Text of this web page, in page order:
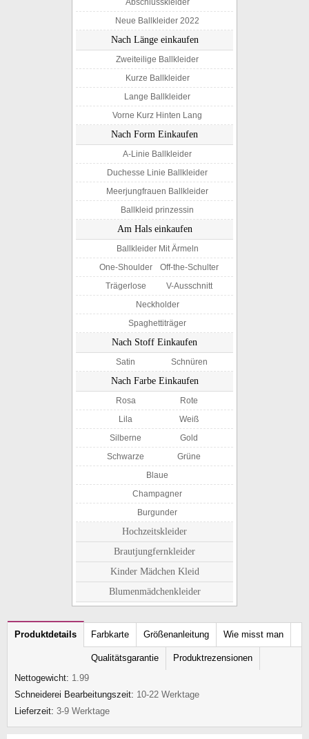
Abschlusskleider
Neue Ballkleider 2022
Nach Länge einkaufen
Zweiteilige Ballkleider
Kurze Ballkleider
Lange Ballkleider
Vorne Kurz Hinten Lang
Nach Form Einkaufen
A-Linie Ballkleider
Duchesse Linie Ballkleider
Meerjungfrauen Ballkleider
Ballkleid prinzessin
Am Hals einkaufen
Ballkleider Mit Ärmeln
One-Shoulder
Off-the-Schulter
Trägerlose
V-Ausschnitt
Neckholder
Spaghettiträger
Nach Stoff Einkaufen
Satin Schnüren
Nach Farbe Einkaufen
Rosa
Rote
Lila
Weiß
Silberne
Gold
Schwarze
Grüne
Blaue
Champagner
Burgunder
Hochzeitskleider
Brautjungfernkleider
Kinder Mädchen Kleid
Blumenmädchenkleider
Produktdetails Farbkarte Größenanleitung Wie misst man
Qualitätsgarantie
Produktrezensionen
Nettogewicht: 1.99
Schneiderei Bearbeitungszeit: 10-22 Werktage
Lieferzeit: 3-9 Werktage